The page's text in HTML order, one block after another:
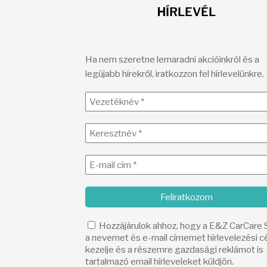
H ÍRLEVÉL
Ha nem szeretne lemaradni akcióinkról és a
legújabb hírekről, iratkozzon fel hírlevelünkre.
Hozzájárulok ahhoz, hogy a E&Z CarCare
a nevemet és e-mail címemet hírlevelezési
kezelje és a részemre gazdasági reklámot is
tartalmazó email hírleveleket küldjön.